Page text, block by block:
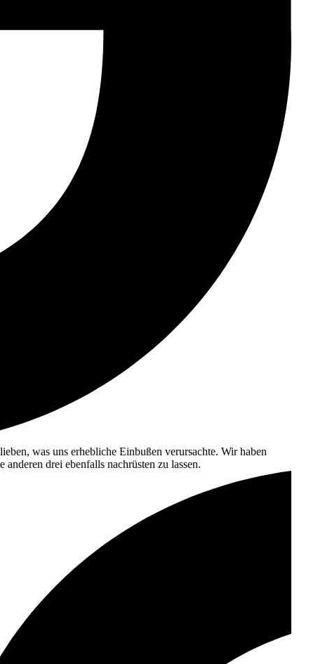
was uns erhebliche Einbußen verursachte. Wir haben
drei ebenfalls nachrüsten zu lassen.